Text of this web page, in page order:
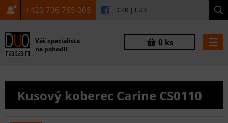
+420 736 765 065 CZK | EUR
Váš specialista
na pohodlí
0 ks
Kusový koberec Carine CS0110